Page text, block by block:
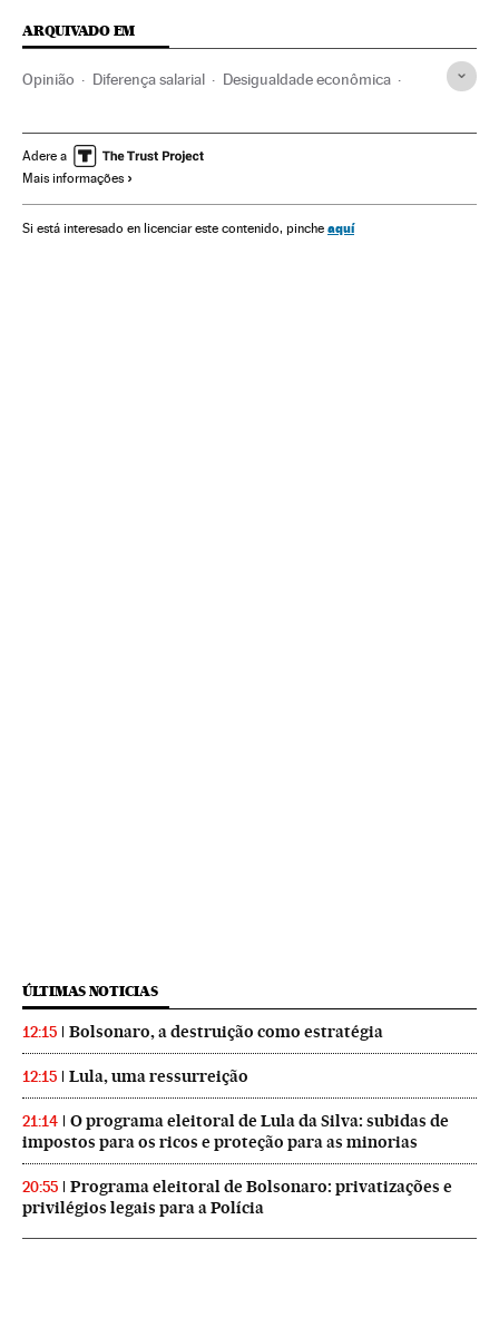
ARQUIVADO EM
Opinião Diferença salarial Desigualdade econômica
Desigualdade social Salário
Sociedade
Adere a
Mais informações
Si está interesado en licenciar este contenido, pinche aquí
ÚLTIMAS NOTICIAS
12:15 Bolsonaro, a destruição como estratégia
12:15 Lula, uma ressurreição
21:14
O programa eleitoral de Lula da Silva: subidas de
impostos para os ricos e proteção para as minorias
20:55
Programa eleitoral de Bolsonaro: privatizações e
privilégios legais para a Polícia